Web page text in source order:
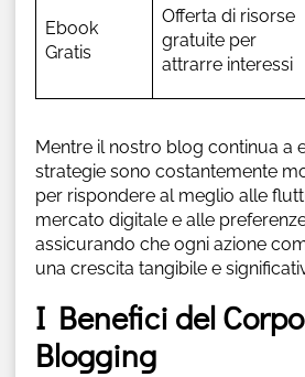
Ebook
Gratis
Offerta di risorse
gratuite per
attrarre interessi
Mentre il nostro blog continua a
strategie sono costantemente
per rispondere al meglio alle
mercato digitale e alle
assicurando che ogni azione
una crescita tangibile e
I Benefici del
Blogging